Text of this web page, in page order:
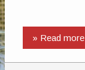
» Read more